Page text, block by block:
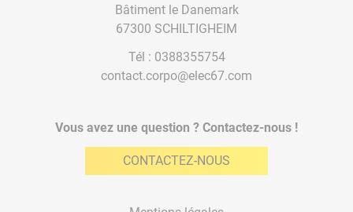
Bâtiment le Danemark
67300 SCHILTIGHEIM
Tél : 0388355754
contact.corpo@elec67.com
Vous avez une question ? Contactez-nous !
CONTACTEZ-NOUS